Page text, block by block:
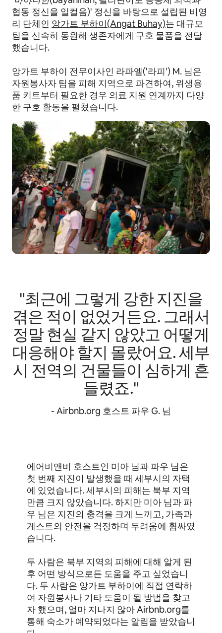
협동 정신을 일컬음)' 정신을 바탕으로 설립된 비영
리 단체인 앙가트 부하이(Angat Buhay)는 대규모
팀을 신속히 동원해 생존자에게 구호 물품을 전달
했습니다.
앙가트 부하이 전무이사인 라파엘('라피') M. 님은
자원봉사자 팀을 피해 지역으로 파견하여, 위생용
품 키트부터 필요한 경우 의료 지원 연계까지 다양
한 구호 활동을 펼쳤습니다.
"최근에 그렇게 강한 지진을
겪은 적이 없었거든요. 그래서
정말 현실 같지 않았고 어떻게
대응해야 할지 몰랐어요. 세부
시 전역의 건물들이 심하게 흔
들렸죠."
- Airbnb.org 호스트 파우 G. 님
에어비앤비 호스트인 미아 님과 파우 님은
첫 번째 지진이 발생했을 때 세부시의 자택
에 있었습니다. 세부시의 피해는 북부 지역
만큼 크지 않았습니다. 하지만 미아 님과 파
우 님은 지진의 충격을 크게 느끼고, 가족과
게스트의 안전을 걱정하며 두려움에 휩싸였
습니다.
두 사람은 북부 지역의 피해에 대해 알게 된
후 어떤 방식으로든 도움을 주고 싶었습니
다. 두 사람은 앙가트 부하이에 직접 연락하
여 자원봉사나 기타 도움이 될 방법을 찾고
자 했으며, 얼마 지나지 않아 Airbnb.org를
통해 숙소가 예약되었다는 알림을 받았습니